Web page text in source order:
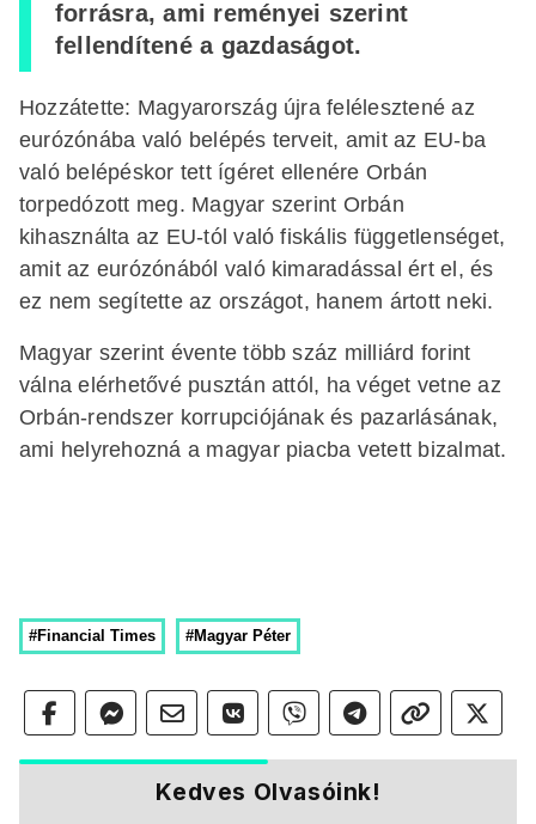
forrásra, ami reményei szerint
fellendítené a gazdaságot.
Hozzátette: Magyarország újra felélesztené az
eurózónába való belépés terveit, amit az EU-ba
való belépéskor tett ígéret ellenére Orbán
torpedózott meg. Magyar szerint Orbán
kihasználta az EU-tól való fiskális függetlenséget,
amit az eurózónából való kimaradással ért el, és
ez nem segítette az országot, hanem ártott neki.
Magyar szerint évente több száz milliárd forint
válna elérhetővé pusztán attól, ha véget vetne az
Orbán-rendszer korrupciójának és pazarlásának,
ami helyrehozná a magyar piacba vetett bizalmat.
#Financial Times #Magyar Péter
Kedves Olvasóink!